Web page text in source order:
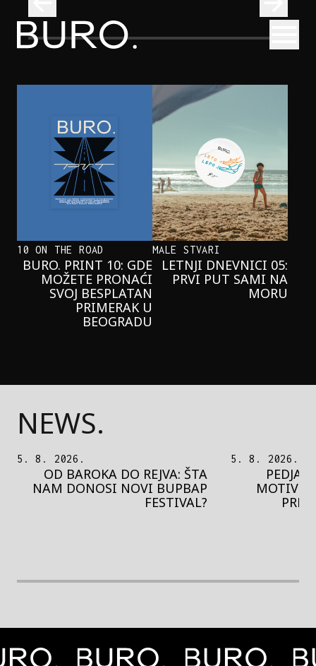
BURO.
BEOGRAD, BAJAGA I OSAMDESETE:
MJUZIKL KOJI NE PROPUŠTAMO
10 ON THE ROAD
BURO. PRINT 10: GDE
MOŽETE PRONAĆI
SVOJ BESPLATAN
PRIMERAK U
BEOGRADU
MALE STVARI
LETNJI DNEVNICI 05:
PRVI PUT SAMI NA
MORU
NEWS.
5. 8. 2026.
OD BAROKA DO REJVA: ŠTA
NAM DONOSI NOVI BUPBAP
FESTIVAL?
5. 8. 2026.
PEDJA
MOTIVE